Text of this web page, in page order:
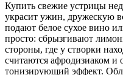
Купить свежие устрицы
украсит ужин, дружескую
подают белое сухое вино
просто: сбрызгивают
стороны, где у створки
считаются афродизиаком
тонизирующий эффект.